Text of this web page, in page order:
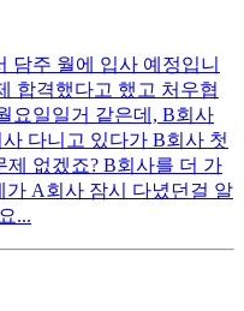
담주 월에 입사 예정입니
합격했다고 했고 처우협
요일일거 같은데, B회사
다니고 있다가 B회사 첫
없겠죠? B회사를 더 가
가 A회사 잠시 다녔던걸 알
...